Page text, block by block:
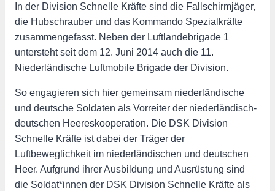
In der Division Schnelle Kräfte sind die Fallschirmjäger,
die Hubschrauber und das Kommando Spezialkräfte
zusammengefasst. Neben der Luftlandebrigade 1
untersteht seit dem 12. Juni 2014 auch die 11.
Niederländische Luftmobile Brigade der Division.
So engagieren sich hier gemeinsam niederländische
und deutsche Soldaten als Vorreiter der niederländisch-
deutschen Heereskooperation. Die DSK Division
Schnelle Kräfte ist dabei der Träger der
Luftbeweglichkeit im niederländischen und deutschen
Heer. Aufgrund ihrer Ausbildung und Ausrüstung sind
die Soldat*innen der DSK Division Schnelle Kräfte als